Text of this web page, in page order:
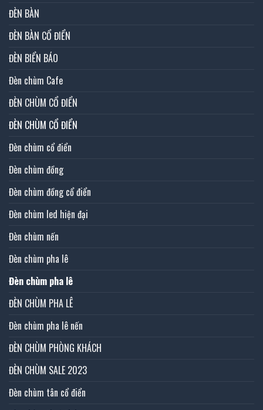
ĐÈN BÀN
ĐÈN BÀN CỔ ĐIỂN
ĐÈN BIỂN BÁO
Đèn chùm Cafe
ĐÈN CHÙM CỔ ĐIỂN
ĐÈN CHÙM CỔ ĐIỂN
Đèn chùm cổ điển
Đèn chùm đồng
Đèn chùm đồng cổ điển
Đèn chùm led hiện đại
Đèn chùm nến
Đèn chùm pha lê
Đèn chùm pha lê
ĐÈN CHÙM PHA LÊ
Đèn chùm pha lê nến
ĐÈN CHÙM PHÒNG KHÁCH
ĐÈN CHÙM SALE 2023
Đèn chùm tân cổ điển